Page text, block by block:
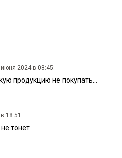
2024 в 08:45:
продукцию не покупать...
18:51:
тонет